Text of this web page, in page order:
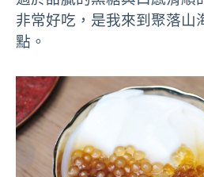
非常好吃，是我來到聚落山
點。